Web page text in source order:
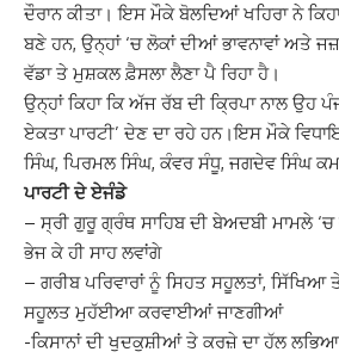
ਦੌਰਾਨ ਕੀਤਾ। ਇਸ ਮੌਕੇ ਬੋਲਦਿਆਂ ਖਹਿਰਾ ਨੇ
ਬਣੇ ਹਨ, ਉਨ੍ਹਾਂ ‘ਚ ਲੋਕਾਂ ਦੀਆਂ ਭਾਵਨਾਵਾਂ ਅਤੇ
ਵੱਡਾ ਤੇ ਮੁਸ਼ਕਲ ਫ਼ੈਸਲਾ ਲੈਣਾ ਪੈ ਰਿਹਾ ਹੈ।
ਉਨ੍ਹਾਂ ਕਿਹਾ ਕਿ ਅੱਜ ਰੱਬ ਦੀ ਕ੍ਰਿਪਾ ਨਾਲ ਉਹ
ਏਕਤਾ ਪਾਰਟੀ’ ਦੇਣ ਦਾ ਰਹੇ ਹਨ।ਇਸ ਮੌਕੇ
ਸਿੰਘ, ਪਿਰਮਲ ਸਿੰਘ, ਕੰਵਰ ਸੰਧੂ, ਜਗਦੇਵ ਸਿੰਘ
ਪਾਰਟੀ ਦੇ ਏਜੰਡੇ
– ਸ੍ਰੀ ਗੁਰੂ ਗ੍ਰੰਥ ਸਾਹਿਬ ਦੀ ਬੇਅਦਬੀ ਮਾਮਲੇ
ਭੇਜ ਕੇ ਹੀ ਸਾਹ ਲਵਾਂਗੇ
– ਗਰੀਬ ਪਰਿਵਾਰਾਂ ਨੂੰ ਸਿਹਤ ਸਹੂਲਤਾਂ,
ਸਹੂਲਤ ਮੁਹੱਈਆ ਕਰਵਾਈਆਂ ਜਾਣਗੀਆਂ
-ਕਿਸਾਨਾਂ ਦੀ ਖੁਦਕੁਸ਼ੀਆਂ ਤੇ ਕਰਜ਼ੇ ਦਾ ਹੱਲ ਲਭਿਆ